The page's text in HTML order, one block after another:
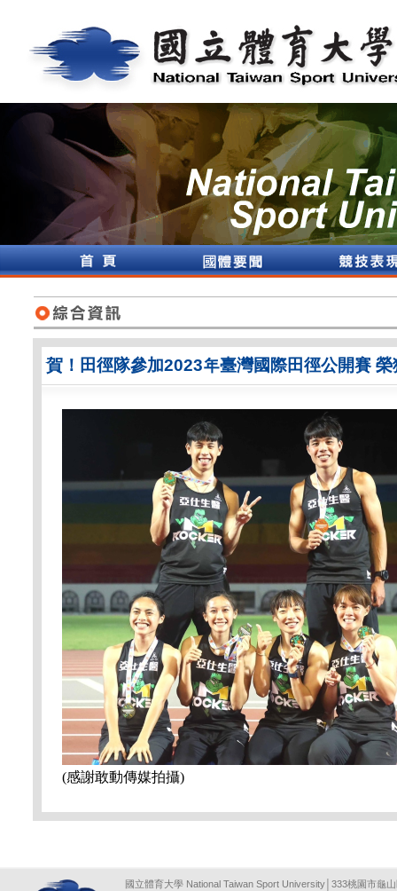
賀！田徑隊參加2023年臺灣國際田徑公開賽
(感謝敢動傳媒拍攝)
國立體育大學 National Taiwan Sport University│333桃園市龜